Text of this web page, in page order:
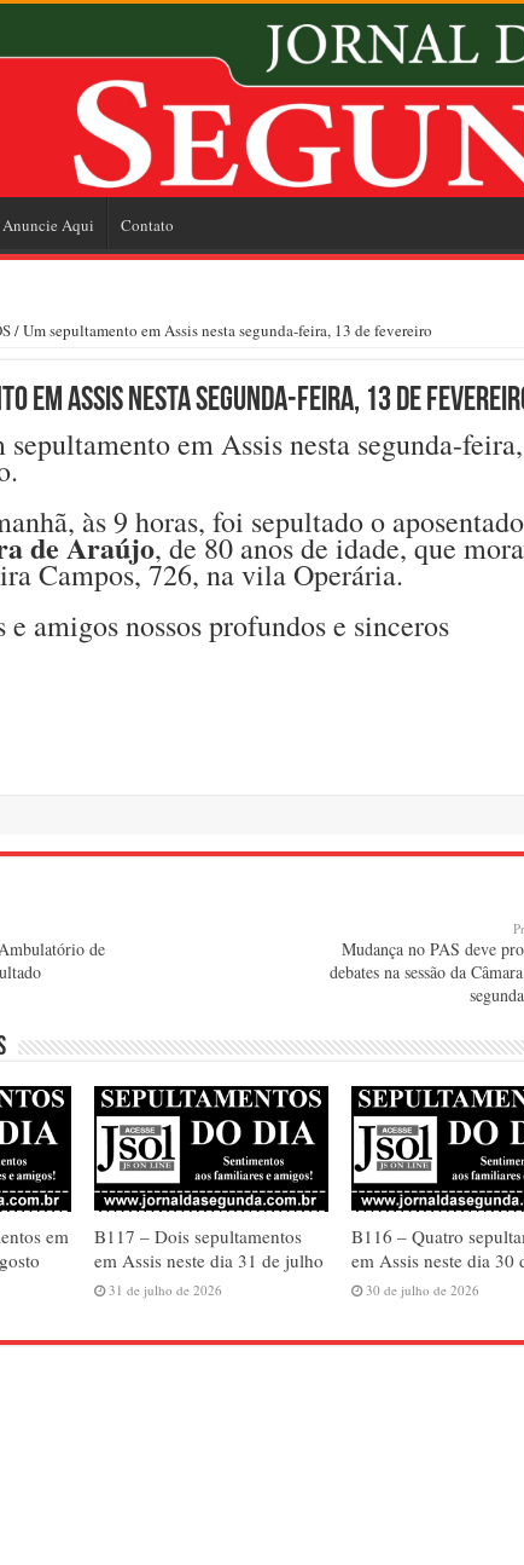
Anuncie Aqui Contato
/Um sepultamento em Assis nesta segunda-feira, 13 de fevereiro
em Assis nesta segunda-feira, 13 de
em Assis nesta segunda-
às 9 horas, foi sepultado o aposentado
de Araújo, de 80 anos de idade, que
Campos, 726, na vila Operária.
amigos nossos profundos e sinceros
de
Mudança no PAS deve
debates na sessão da
em
B117 – Dois sepultamentos
em Assis neste dia 31 de julho
31 de julho de 2026
B116 – Quatro
em Assis neste dia 30
30 de julho de 2026